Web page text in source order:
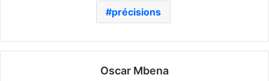
précisions
Oscar Mbena